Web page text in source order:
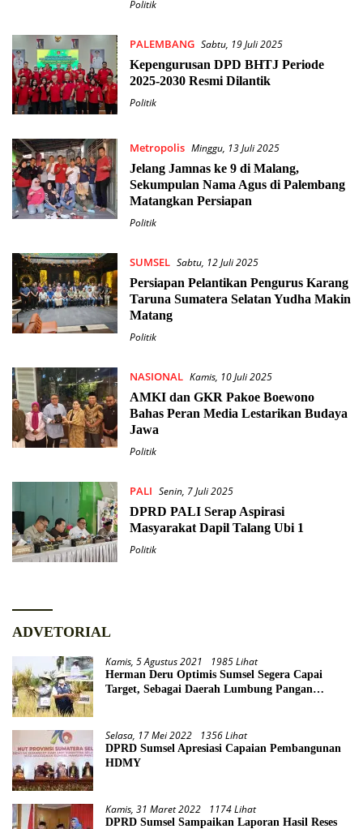
Politik
PALEMBANG Sabtu, 19 Juli 2025
Kepengurusan DPD BHTJ Periode
2025-2030 Resmi Dilantik
Politik
Metropolis Minggu, 13 Juli 2025
Jelang Jamnas ke 9 di Malang,
Sekumpulan Nama Agus di Palembang
Matangkan Persiapan
Politik
SUMSEL Sabtu, 12 Juli 2025
Persiapan Pelantikan Pengurus Karang
Taruna Sumatera Selatan Yudha Makin
Matang
Politik
NASIONAL Kamis, 10 Juli 2025
AMKI dan GKR Pakoe Boewono
Bahas Peran Media Lestarikan Budaya
Jawa
Politik
PALI Senin, 7 Juli 2025
DPRD PALI Serap Aspirasi
Masyarakat Dapil Talang Ubi 1
Politik
ADVETORIAL
Kamis, 5 Agustus 2021 1985 Lihat
Herman Deru Optimis Sumsel Segera Capai
Target, Sebagai Daerah Lumbung Pangan
Selasa, 17 Mei 2022 1356 Lihat
DPRD Sumsel Apresiasi Capaian Pembangunan
HDMY
Kamis, 31 Maret 2022 1174 Lihat
DPRD Sumsel Sampaikan Laporan Hasil Reses